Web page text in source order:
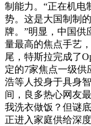
制能力。“正在机电
势。这是大国制制
牌。”明显，中国供
量最高的焦点手艺
尾，特斯拉完成了
定的7家焦点一级供
浩等人投身于具身
间，良多热心网友
我洗衣做饭？但谜
正进入家庭供给深